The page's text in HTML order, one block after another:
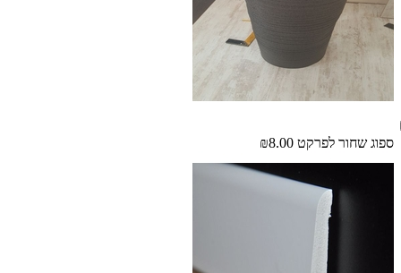
ספוג שחור לפרקט ₪8.00